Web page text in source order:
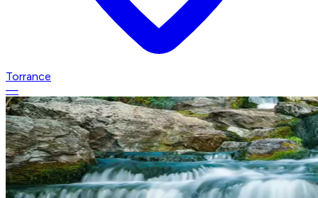
Torrance
—